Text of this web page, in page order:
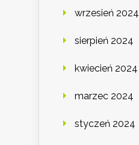
wrzesień 2024
sierpień 2024
kwiecień 2024
marzec 2024
styczeń 2024